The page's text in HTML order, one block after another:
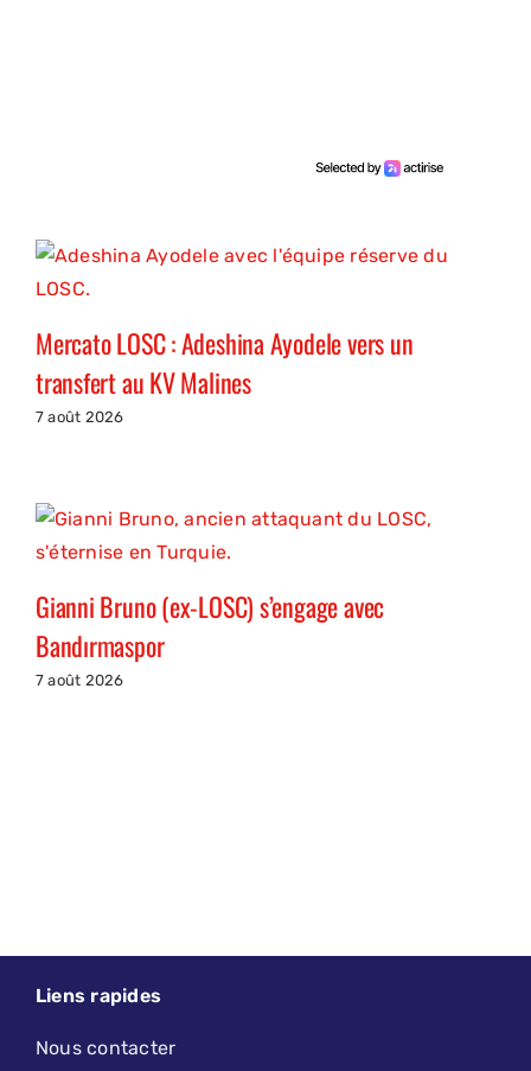
Mercato LOSC : Adeshina Ayodele vers un
transfert au KV Malines
7 août 2026
Gianni Bruno (ex-LOSC) s’engage avec
Bandırmaspor
7 août 2026
Liens rapides
Nous contacter